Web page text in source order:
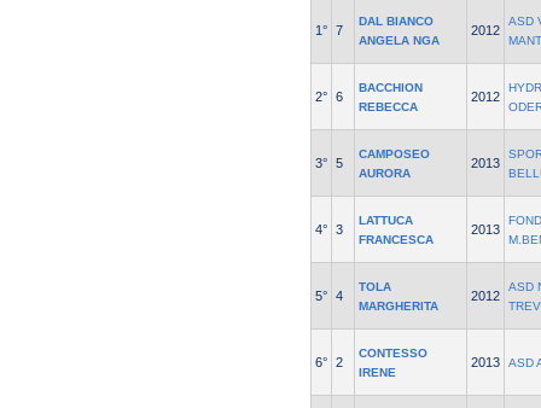
1° 7
DAL BIANCO
ANGELA NGA
2012
ASD
2° 6
BACCHION
REBECCA
2012
3° 5
CAMPOSEO
AURORA
2013
4° 3
LATTUCA
FRANCESCA
2013
5° 4
TOLA
MARGHERITA
2012
ASD
6° 2
CONTESSO
IRENE
2013 ASD